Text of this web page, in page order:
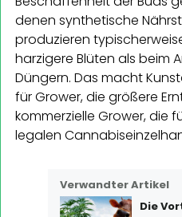
denen synthetische
produzieren
harzigere Blüten als beim
Düngern. Das macht
für Grower, die größere
kommerzielle Grower, die
legalen
Verwandter Artikel
Die